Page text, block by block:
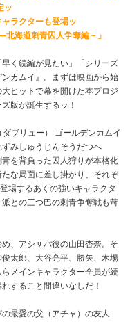
ッ
ャラクターも登場ッ
海道刺青囚人争奪編－」
く続編が見たい」「シリーズ
カムイ』。まずは映画から始
ヒットで幕を開けた本プロジ
版が誕生するッ！
ブリュー） ゴールデンカムイ
みしゅうじんそうだつへ
を背負った囚人狩りが本格化
な局面に差し掛かり、それぞ
場するあくの強いキャラクタ
との三つ巴の刺青争奪戦も苛
、アシㇼパ役の山田杏奈。そ
太郎、大谷亮平、勝矢、木場
メインキャラクター全員が続
すること間違いなしだ！
最愛の父（アチャ）の友人